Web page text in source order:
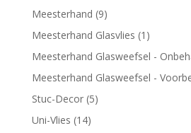
Meesterhand (9)
Meesterhand Glasvlies (1)
Meesterhand Glasweefsel -
Meesterhand Glasweefsel -
Stuc-Decor (5)
Uni-Vlies (14)